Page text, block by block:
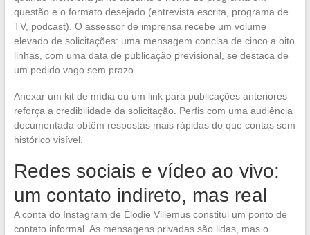
questão e o formato desejado (entrevista escrita, programa de
TV, podcast). O assessor de imprensa recebe um volume
elevado de solicitações: uma mensagem concisa de cinco a oito
linhas, com uma data de publicação previsional, se destaca de
um pedido vago sem prazo.
Anexar um kit de mídia ou um link para publicações anteriores
reforça a credibilidade da solicitação. Perfis com uma audiência
documentada obtêm respostas mais rápidas do que contas sem
histórico visível.
Redes sociais e vídeo ao vivo:
um contato indireto, mas real
A conta do Instagram de Élodie Villemus constitui um ponto de
contato informal. As mensagens privadas são lidas, mas o